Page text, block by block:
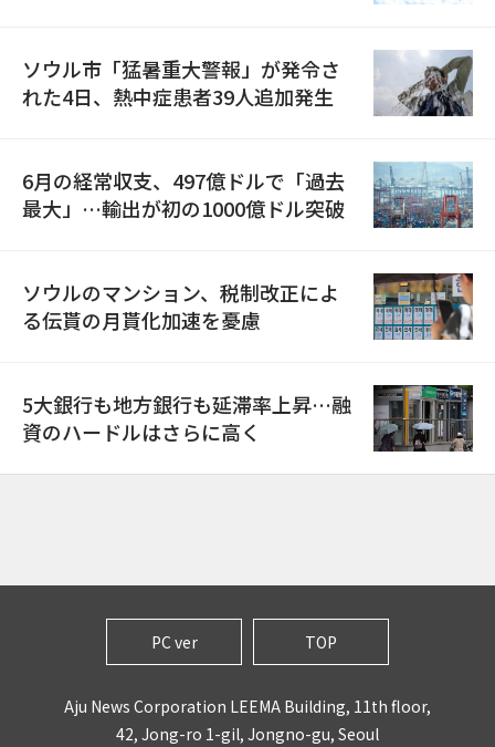
ソウル市「猛暑重大警報」が発令さ
れた4日、熱中症患者39人追加発生
6月の経常収支、497億ドルで「過去
最大」…輸出が初の1000億ドル突破
ソウルのマンション、税制改正によ
る伝貰の月貰化加速を憂慮
5大銀行も地方銀行も延滞率上昇…融
資のハードルはさらに高く
PC ver TOP
Aju News Corporation LEEMA Building, 11th floor,
42, Jong-ro 1-gil, Jongno-gu, Seoul